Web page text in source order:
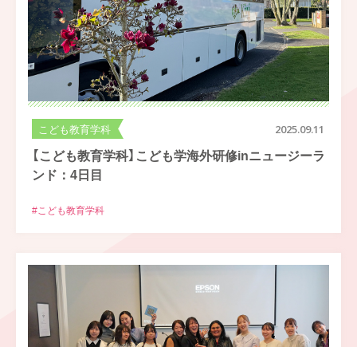
こども教育学科 2025.09.11
【こども教育学科】こども学海外研修inニュージーラ
ンド：4日目
#こども教育学科